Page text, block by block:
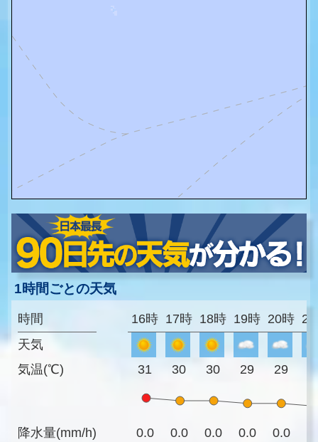
1時間ごとの天気
時間
天気
気温(℃)
降水量(mm/h)
16時 17時 18時 19時 20時
31 30 30 29 29
0.0 0.0 0.0 0.0 0.0